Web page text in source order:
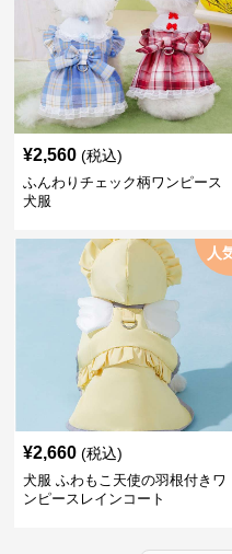
¥2,560 (税込)
ふんわりチェック柄ワンピース
犬服
人
¥2,660 (税込)
犬服 ふわもこ天使の羽根付きワ
ンピースレインコート